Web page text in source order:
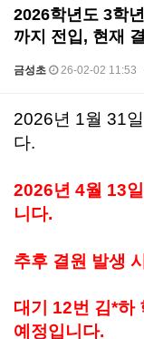
2026학년도 3학
까지 전입, 현재
금성초 26-02-02 11:53
본문
2026년 1월 31
다.
2026년 4월 13
니다.
추후 결원 발생 시
대기 12번 김*하
예정입니다.